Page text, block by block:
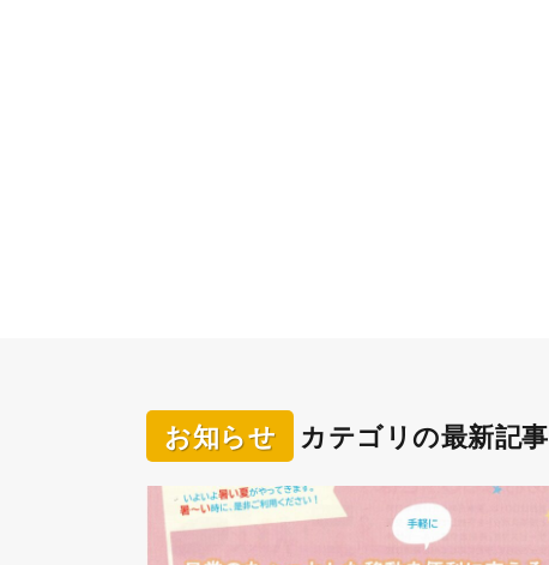
お知らせ カテゴリの最新記事